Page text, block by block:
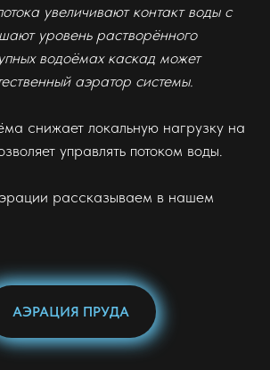
увеличивают контакт воды с
уровень растворённого
водоёмах каскад может
аэратор системы.
снижает локальную нагрузку на
управлять потоком воды.
рассказываем в нашем
АЭРАЦИЯ ПРУДА